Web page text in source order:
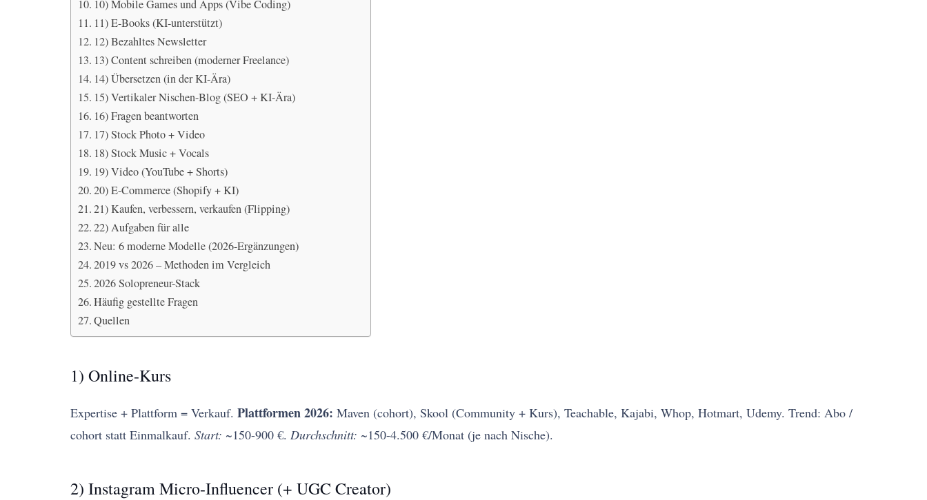
10) Mobile Games und Apps (Vibe Coding)
11) E-Books (KI-unterstützt)
12) Bezahltes Newsletter
13) Content schreiben (moderner Freelance)
14) Übersetzen (in der KI-Ära)
15) Vertikaler Nischen-Blog (SEO + KI-Ära)
16) Fragen beantworten
17) Stock Photo + Video
18) Stock Music + Vocals
19) Video (YouTube + Shorts)
20) E-Commerce (Shopify + KI)
21) Kaufen, verbessern, verkaufen (Flipping)
22) Aufgaben für alle
Neu: 6 moderne Modelle (2026-Ergänzungen)
2019 vs 2026 – Methoden im Vergleich
2026 Solopreneur-Stack
Häufig gestellte Fragen
Quellen
1) Online-Kurs
Expertise + Plattform = Verkauf. Plattformen 2026: Maven (cohort), Skool (Community + Kurs), Teachable, Kajabi, Whop, Hotmart, Udemy. Trend: Abo /
cohort statt Einmalkauf. Start: ~150-900 €. Durchschnitt: ~150-4.500 €/Monat (je nach Nische).
2) Instagram Micro-Influencer (+ UGC Creator)